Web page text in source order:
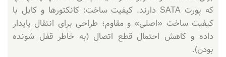
که پورت SATA دارند. کیفیت ساخت: کانکتورها و کابل با
کیفیت ساخت «اصلی» و مقاوم؛ طراحی برای انتقال پایدار
داده و کاهش احتمال قطع اتصال (به خاطر قفل شونده
بودن).